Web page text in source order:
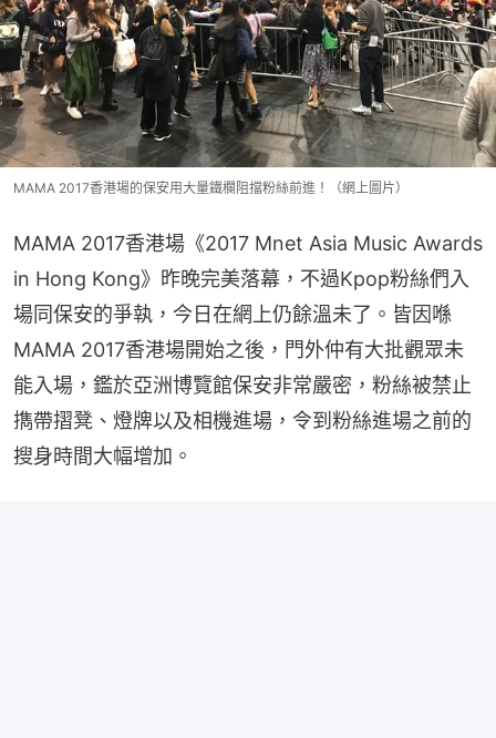
MAMA 2017香港場的保安用大量鐵欄阻擋粉絲前進！（網上圖片）
MAMA 2017香港場《2017 Mnet Asia Music Awards
in Hong Kong》昨晚完美落幕，不過Kpop粉絲們入
場同保安的爭執，今日在網上仍餘溫未了。皆因喺
MAMA 2017香港場開始之後，門外仲有大批觀眾未
能入場，鑑於亞洲博覽館保安非常嚴密，粉絲被禁止
擕帶摺凳、燈牌以及相機進場，令到粉絲進場之前的
搜身時間大幅增加。